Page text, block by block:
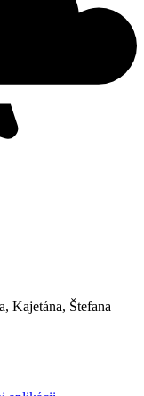
Kajetána, Štefana